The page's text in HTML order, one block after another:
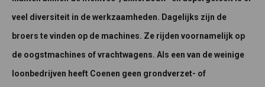
veel diversiteit in de werkzaamheden. Dagelijks zijn de
broers te vinden op de machines. Ze rijden voornamelijk op
de oogstmachines of vrachtwagens. Als een van de weinige
loonbedrijven heeft Coenen geen grondverzet- of